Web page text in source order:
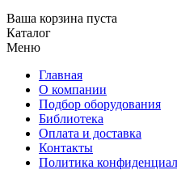
Ваша корзина пуста
Каталог
Меню
Главная
О компании
Подбор оборудования
Библиотека
Оплата и доставка
Контакты
Политика